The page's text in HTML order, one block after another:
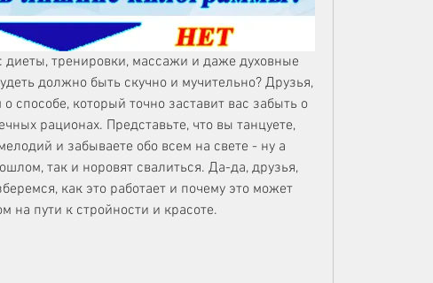
диеты, тренировки, массажи и даже духовные
должно быть скучно и мучительно? Друзья,
о способе, который точно заставит вас забыть о
рационах. Представьте, что вы танцуете,
и забываете обо всем на свете - ну а
так и норовят свалиться. Да-да, друзья,
как это работает и почему это может
на пути к стройности и красоте.